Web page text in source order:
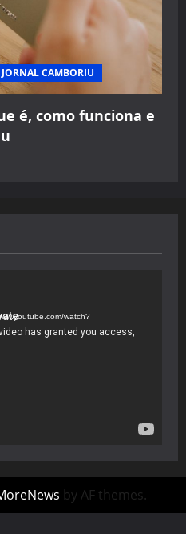
JORNAL CAMBORIU
é, como funciona e
watch?
by AF themes.